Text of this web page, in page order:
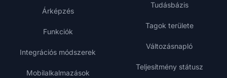
Árképzés
Funkciók
Integrációs módszerek
Mobilalkalmazások
Tudásbázis
Tagok területe
Változásnapló
Teljesítmény státusz